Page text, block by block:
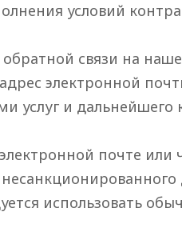
условий
связи на
электронной
услуг и дальнейшего
почте или
использовать